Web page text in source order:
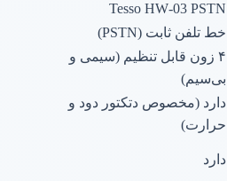
Tesso HW‑03 PSTN
خط تلفن ثابت (PSTN)
۴ زون قابل تنظیم (سیمی و
بی‌سیم)
دارد (مخصوص دتکتور دود و
حرارت)
دارد